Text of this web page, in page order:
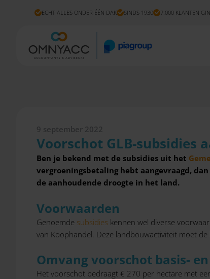
ECHT ALLES ONDER ÉÉN DAK SINDS 1930 7.000 KLANTEN
9 september 2022
Voorschot GLB-subsidies
Ben je bekend met de subsidies uit het
vergroeningsbetaling hebt aangevraagd,
de aanhoudende droogte in het land.
Voorwaarden
Genoemde subsidies kennen wel diverse
van Koophandel. Deze landbouwactiviteit moet
Omvang voorschot basis-
Het voorschot bedraagt € 270 per hectare met